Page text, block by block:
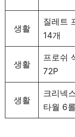
생활
질레트
14개
생활
프로쉬
72P
생활
크리넥
타월 6롤